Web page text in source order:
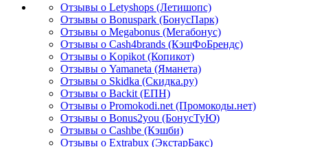
Отзывы о Letyshops (Летишопс)
Отзывы о Bonuspark (БонусПарк)
Отзывы о Megabonus (Мегабонус)
Отзывы о Cash4brands (КэшФоБрендс)
Отзывы о Kopikot (Копикот)
Отзывы о Yamaneta (Яманета)
Отзывы о Skidka (Скидка.ру)
Отзывы о Backit (ЕПН)
Отзывы о Promokodi.net (Промокоды.нет)
Отзывы о Bonus2you (БонусТуЮ)
Отзывы о Cashbe (Кэшби)
Отзывы о Extrabux (ЭкстарБакс)